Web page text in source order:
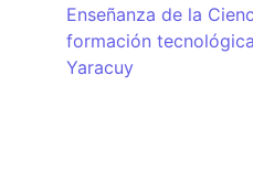
Enseñanza de la
formación
Yaracuy